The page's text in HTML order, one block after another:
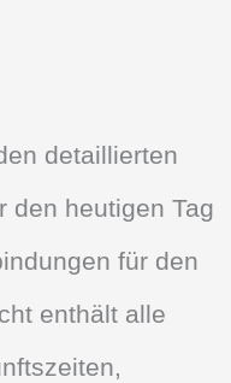
detaillierten
den heutigen Tag
für den
enthält alle